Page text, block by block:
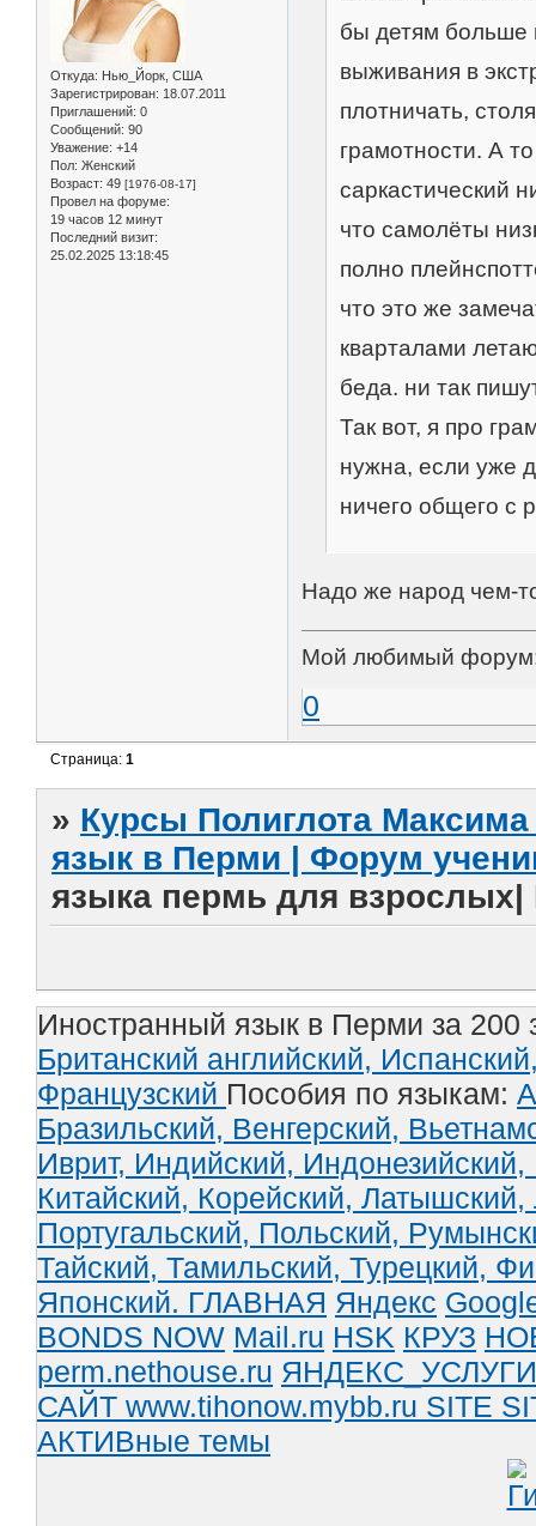
Откуда: Нью_Йорк, США
Зарегистрирован: 18.07.2011
Приглашений: 0
Сообщений: 90
Уважение: +14
Пол: Женский
Возраст: 49 [1976-08-17]
Провел на форуме:
19 часов 12 минут
Последний визит:
25.02.2025 13:18:45
бы детям больше
выживания в
плотничать,
грамотности. А
саркастический
что самолёты
полно
что это же
кварталами
беда. ни так
Так вот, я про
нужна, если уже
ничего общего с
Надо же народ чем-
Мой любимый
0
Страница:1
» Курсы Полиглота
язык в Перми | Форум
языка пермь для
Иностранный язык в Перми за 200
Британский английский,
Французский Пособия по языкам:
Бразильский, Венгерский,
Иврит, Индийский, Индонезийский,
Китайский, Корейский, Латышский,
Португальский, Польский,
Тайский, Тамильский, Турецкий,
Японский. ГЛАВНАЯ Яндекс
BONDS NOW Mail.ru HSK КРУЗ
perm.nethouse.ru ЯНДЕКС_УСЛУГИ
САЙТ www.tihonow.mybb.ru SITE
АКТИВные темы